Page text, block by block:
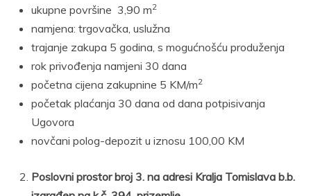
ukupne površine 3,90 m2
namjena: trgovačka, uslužna
trajanje zakupa 5 godina, s mogućnošću produženja
rok privođenja namjeni 30 dana
početna cijena zakupnine 5 KM/m2
početak plaćanja 30 dana od dana potpisivanja
Ugovora
novčani polog-depozit u iznosu 100,00 KM
Poslovni prostor broj 3. na adresi Kralja Tomislava b.b.